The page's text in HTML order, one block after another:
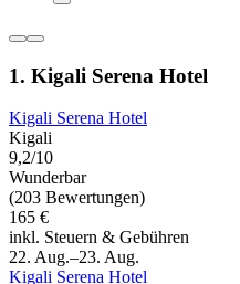
1. Kigali Serena Hotel
Kigali Serena Hotel
Kigali
9,2/10
Wunderbar
(203 Bewertungen)
165 €
inkl. Steuern & Gebühren
22. Aug.–23. Aug.
Kigali Serena Hotel